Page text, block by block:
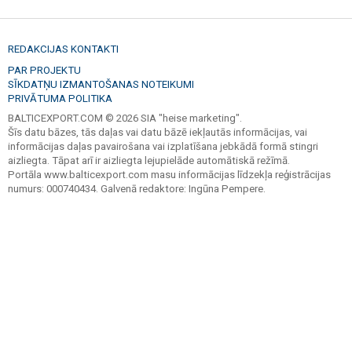
REDAKCIJAS KONTAKTI
PAR PROJEKTU
SĪKDATŅU IZMANTOŠANAS NOTEIKUMI
PRIVĀTUMA POLITIKA
BALTICEXPORT.COM © 2026 SIA "heise marketing".
Šīs datu bāzes, tās daļas vai datu bāzē iekļautās informācijas, vai
informācijas daļas pavairošana vai izplatīšana jebkādā formā stingri
aizliegta. Tāpat arī ir aizliegta lejupielāde automātiskā režīmā.
Portāla www.balticexport.com masu informācijas līdzekļa reģistrācijas
numurs: 000740434. Galvenā redaktore: Ingūna Pempere.